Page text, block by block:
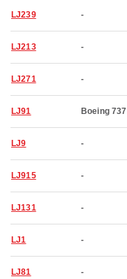
LJ239 -
LJ213 -
LJ271 -
LJ91 Boeing 737
LJ9 -
LJ915 -
LJ131 -
LJ1 -
LJ81 -